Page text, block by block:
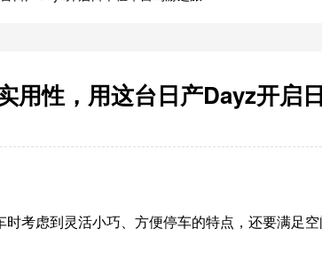
用性，用这台日产Dayz开启
考虑到灵活小巧、方便停车的特点，还要满足